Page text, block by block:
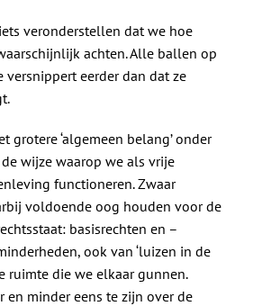
veronderstellen dat we hoe
achten. Alle ballen op
versnippert eerder dan dat ze
grotere ‘algemeen belang’ onder
wijze waarop we als vrije
functioneren. Zwaar
voldoende oog houden voor de
basisrechten en –
ook van ‘luizen in de
ruimte die we elkaar gunnen.
en minder eens te zijn over de